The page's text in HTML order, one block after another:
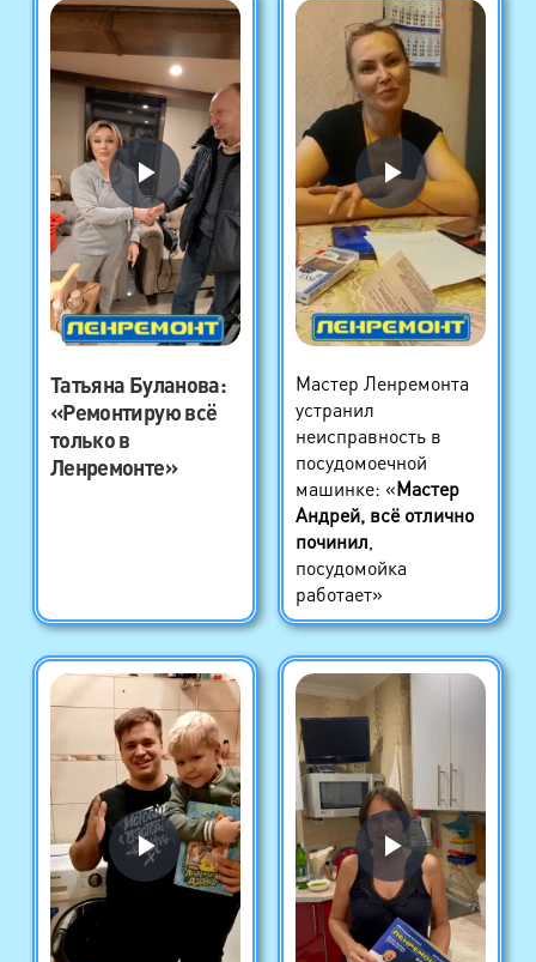
Татьяна Буланова:
«Ремонтирую всё
только в
Ленремонте»
Мастер Ленремонта
устранил
неисправность в
посудомоечной
машинке: «Мастер
Андрей, всё отлично
починил
посудомойка
работает»